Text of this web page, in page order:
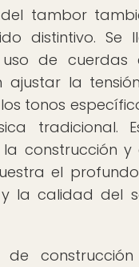
tambor
distintivo. Se
de cuerdas
ajustar la
tonos
tradicional.
construcción y
el
la calidad del
de